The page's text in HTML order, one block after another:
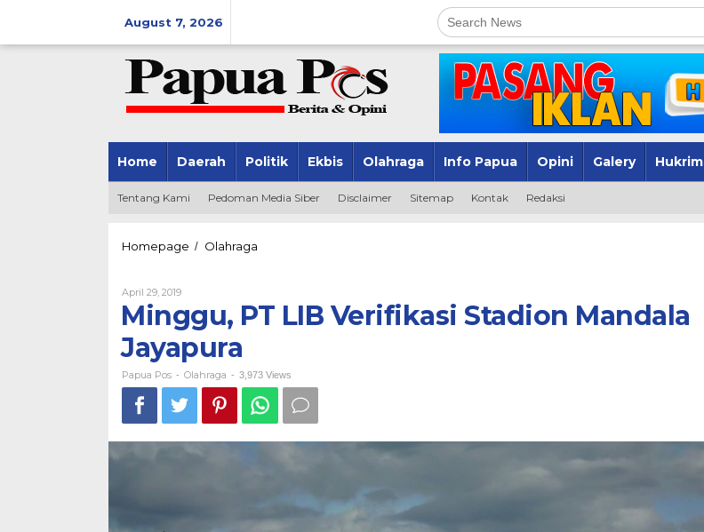
August 7, 2026
Home Daerah Politik Ekbis Olahraga Info Papua Opini Galery Hukrim
Tentang Kami Pedoman Media Siber Disclaimer Sitemap Kontak Redaksi
Homepage / Olahraga
Stadion
Mandala
April 29, 2019
Pos
Minggu, PT LIB Verifikasi Stadion Mandala
Jayapura
Papua Pos - Olahraga - 3,973 Views